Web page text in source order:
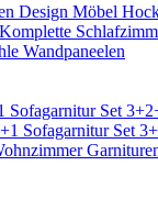
Design Möbel
Komplette
Wandpaneelen
Sofagarnitur Set
Sofagarnitur Set